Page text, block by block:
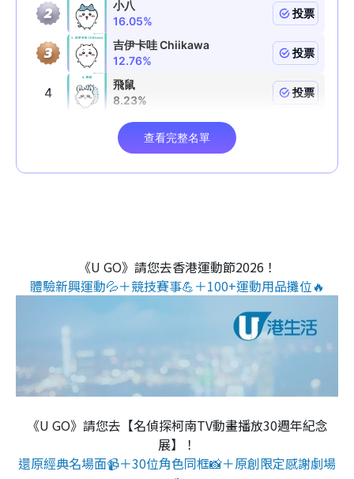
《U GO》請您去香港運動節2026！
體驗新興運動💦＋競技賽事💪＋100+運動用品攤位🔥
《U GO》請您去【名偵探柯南TV動畫播放30週年紀念
展】！
還原經典名場面📹＋30位角色同框📸＋原創限定感謝劇場